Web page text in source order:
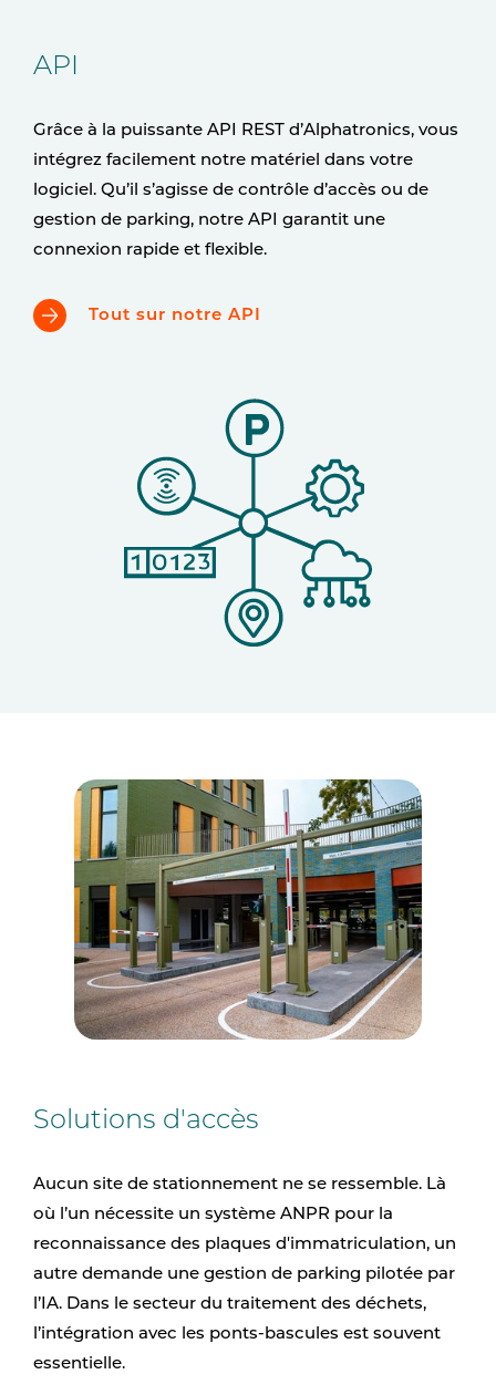
API
Grâce à la puissante API REST d’Alphatronics, vous
intégrez facilement notre matériel dans votre
logiciel. Qu’il s’agisse de contrôle d’accès ou de
gestion de parking, notre API garantit une
connexion rapide et flexible.
Tout sur notre API
Solutions d'accès
Aucun site de stationnement ne se ressemble. Là
où l’un nécessite un système ANPR pour la
reconnaissance des plaques d'immatriculation, un
autre demande une gestion de parking pilotée par
l’IA. Dans le secteur du traitement des déchets,
l’intégration avec les ponts-bascules est souvent
essentielle.